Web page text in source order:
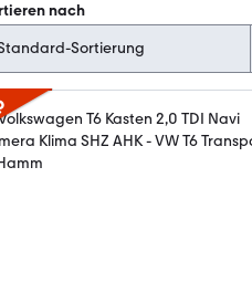
nach